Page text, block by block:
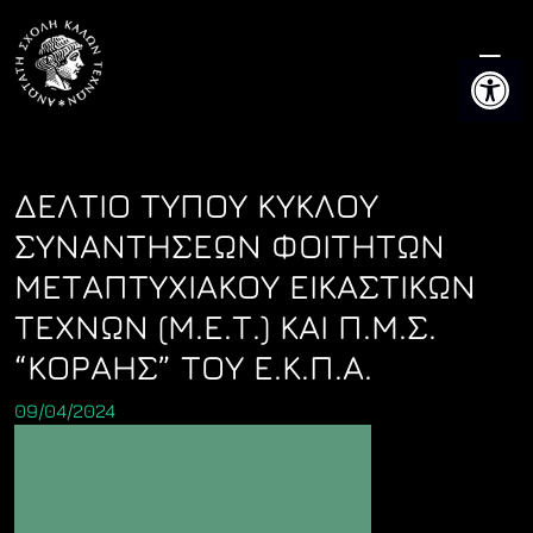
content
ΔΕΛΤΙΟ ΤΥΠΟΥ ΚΥΚΛΟΥ
ΣΥΝΑΝΤΗΣΕΩΝ ΦΟΙΤΗΤΩΝ
ΜΕΤΑΠΤΥΧΙΑΚΟΥ ΕΙΚΑΣΤΙΚΩΝ
ΤΕΧΝΩΝ (Μ.Ε.Τ.) ΚΑΙ Π.Μ.Σ.
“ΚΟΡΑΗΣ” ΤΟΥ Ε.Κ.Π.Α.
09/04/2024